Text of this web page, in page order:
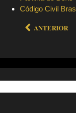
Código Civil
ANTERIOR